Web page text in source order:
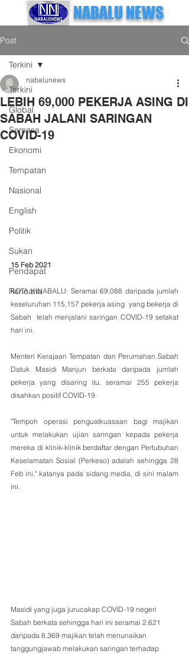
NABALU NEWS
Post
Terkini
Global
Semasa
Ekonomi
Tempatan
Nasional
English
Politik
Sukan
Pendapat
Rencana
Terkini
LEBIH 69,000 PEKERJA ASING DI
SABAH JALANI SARINGAN
COVID-19
nabalunews
15 Feb 2021
KOTA KINABALU: Seramai 69,088 daripada jumlah
keseluruhan 115,157 pekerja asing  yang bekerja di
Sabah  telah menjalani saringan COVID-19 setakat
hari ini.
Menteri Kerajaan Tempatan dan Perumahan Sabah
Datuk Masidi Manjun berkata daripada jumlah
pekerja yang disaring itu, seramai 255 pekerja
disahkan positif COVID-19.
"Tempoh operasi penguatkuasaan bagi majikan
untuk melakukan ujian saringan kepada pekerja
mereka di klinik-klinik berdaftar dengan Pertubuhan
Keselamatan Sosial (Perkeso) adalah sehingga 28
Feb ini," katanya pada sidang media, di sini malam
ini.
Masidi yang juga jurucakap COVID-19 negeri
Sabah berkata sehingga hari ini seramai 2,621
daripada 8,369 majikan telah menunaikan
tanggungjawab melakukan saringan terhadap